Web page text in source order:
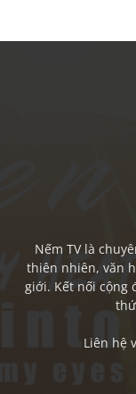
Nếm TV là
thiên nhiên, văn
giới. Kết nối cộng
Liên hệ